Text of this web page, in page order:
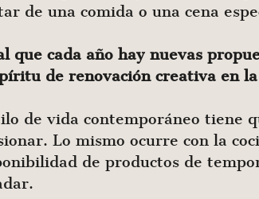
de una comida o una cena
que cada año hay nuevas
de renovación creativa en
de vida contemporáneo tiene
Lo mismo ocurre con la
de productos de